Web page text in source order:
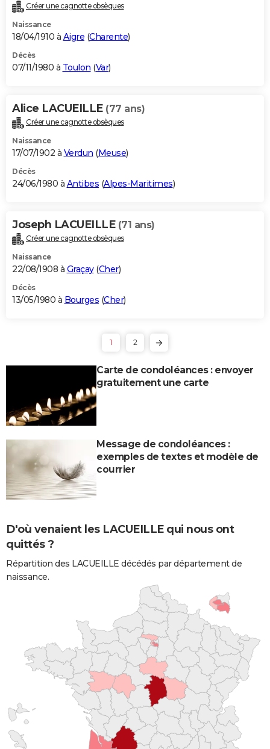
Créer une cagnotte obsèques
Naissance
18/04/1910 à Aigre (Charente)
Décès
07/11/1980 à Toulon (Var)
Alice LACUEILLE (77 ans)
Créer une cagnotte obsèques
Naissance
17/07/1902 à Verdun (Meuse)
Décès
24/06/1980 à Antibes (Alpes-Maritimes)
Joseph LACUEILLE (71 ans)
Créer une cagnotte obsèques
Naissance
22/08/1908 à Graçay(Cher)
Décès
13/05/1980 à Bourges (Cher)
1 2
Carte de condoléances : envoyer
gratuitement une carte
Message de condoléances :
exemples de textes et modèle de
courrier
D'où venaient les LACUEILLE qui nous ont
quittés ?
Répartition des LACUEILLE décédés par département de
naissance.